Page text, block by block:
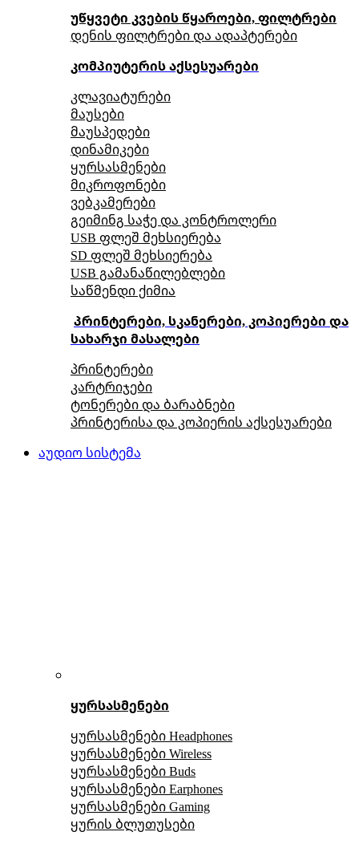
უწყვეტი კვების წყაროები, ფილტრები
დენის ფილტრები და ადაპტერები
კომპიუტერის აქსესუარები
კლავიატურები
მაუსები
მაუსპედები
დინამიკები
ყურსასმენები
მიკროფონები
ვებკამერები
გეიმინგ საჭე და კონტროლერი
USB ფლეშ მეხსიერება
SD ფლეშ მეხსიერება
USB გამანაწილებლები
საწმენდი ქიმია
პრინტერები, სკანერები, კოპიერები და
სახარჯი მასალები
პრინტერები
კარტრიჯები
ტონერები და ბარაბნები
პრინტერისა და კოპიერის აქსესუარები
აუდიო სისტემა
ყურსასმენები
ყურსასმენები Headphones
ყურსასმენები Wireless
ყურსასმენები Buds
ყურსასმენები Earphones
ყურსასმენები Gaming
ყურის ბლუთუსები